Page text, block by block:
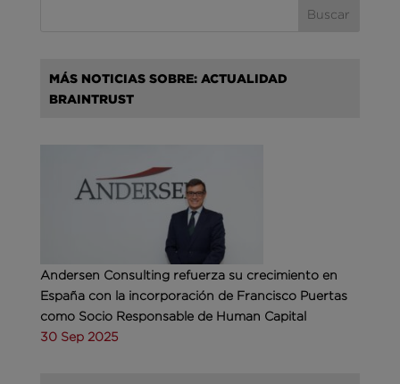
MÁS NOTICIAS SOBRE: ACTUALIDAD
BRAINTRUST
Andersen Consulting refuerza su crecimiento en
España con la incorporación de Francisco Puertas
como Socio Responsable de Human Capital
30 Sep 2025